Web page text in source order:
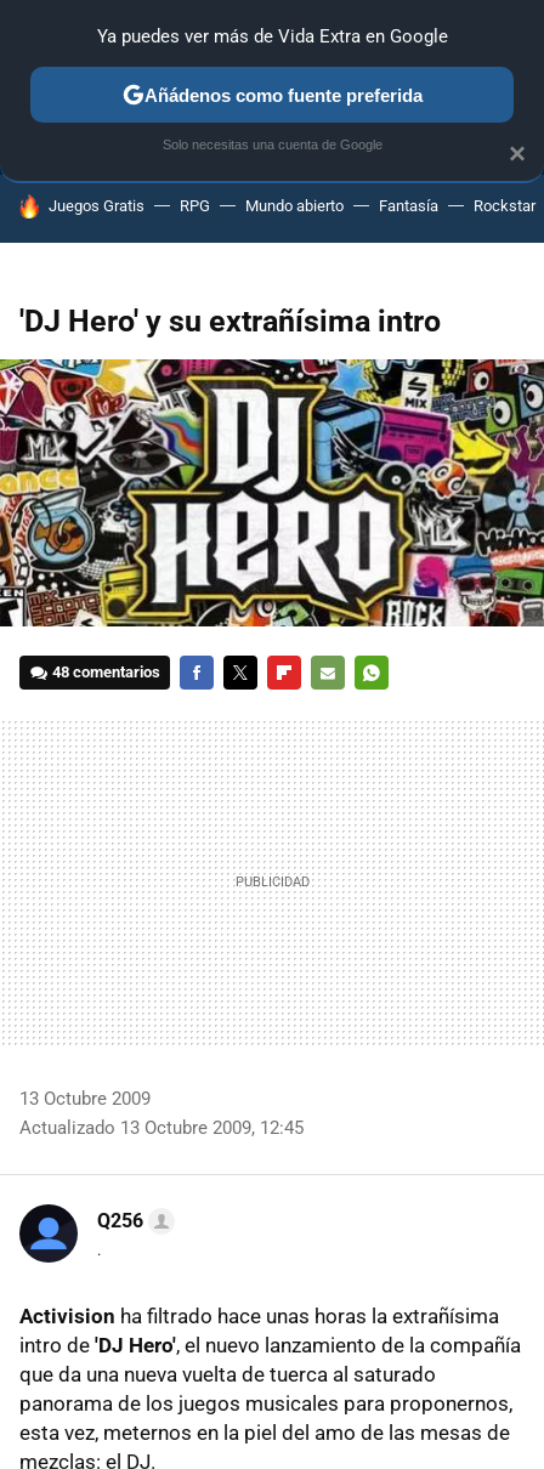
ANÁLISIS GUÍAS Y TRUCOS PC SONY NINTENDO
HOY SE HABLA DE
Juegos Gratis RPG Mundo abierto Fantasía Rockstar
'DJ Hero' y su extrañísima intro
48 comentarios
MAIL
13 Octubre 2009
Actualizado 13 Octubre 2009, 12:45
Q256
.
Activision ha filtrado hace unas horas la extrañísima
intro de 'DJ Hero', el nuevo lanzamiento de la compañía
que da una nueva vuelta de tuerca al saturado
panorama de los juegos musicales para proponernos,
esta vez, meternos en la piel del amo de las mesas de
mezclas: el DJ.
×
Ya puedes ver más de Vida Extra en Google
Añádenos como fuente preferida
Solo necesitas una cuenta de Google